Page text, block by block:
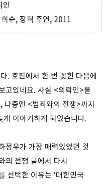
인
순, 장혁 주연, 2011
. 호핀에서 한 번 꽂힌 다음에
고있네요. 사실 <의뢰인>을
중엔 <범죄와의 전쟁>까지
이야기하게 되었습니다.
정우가 가장 매력있었던 것
의 전쟁 글에서 다시
선택한 이유는 '대한민국